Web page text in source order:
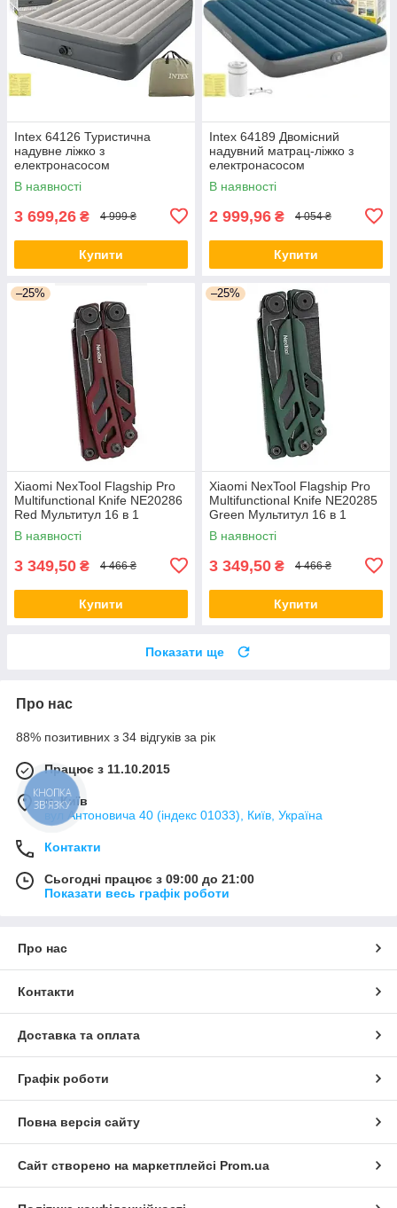
Intex 64126 Туристична
надувне ліжко з
електронасосом
В наявності
3 699,26 ₴ 4 999 ₴
Купити
Intex 64189 Двомісний
надувний матрац-ліжко з
електронасосом
В наявності
2 999,96 ₴ 4 054 ₴
Купити
–25%
Xiaomi NexTool Flagship Pro
Multifunctional Knife NE20286
Red Мультитул 16 в 1
В наявності
3 349,50 ₴ 4 466 ₴
Купити
–25%
Xiaomi NexTool Flagship Pro
Multifunctional Knife NE20285
Green Мультитул 16 в 1
В наявності
3 349,50 ₴ 4 466 ₴
Купити
Показати ще
Про нас
88% позитивних з 34 відгуків за рік
Працює з 11.10.2015
м. Київ
вул Антоновича 40 (індекс 01033), Київ, Україна
Контакти
Сьогодні працює з 09:00 до 21:00
Показати весь графік роботи
Про нас
Контакти
Доставка та оплата
Графік роботи
Повна версія сайту
Сайт створено на маркетплейсі Prom.ua
КНОПКА
ЗВ'ЯЗКУ